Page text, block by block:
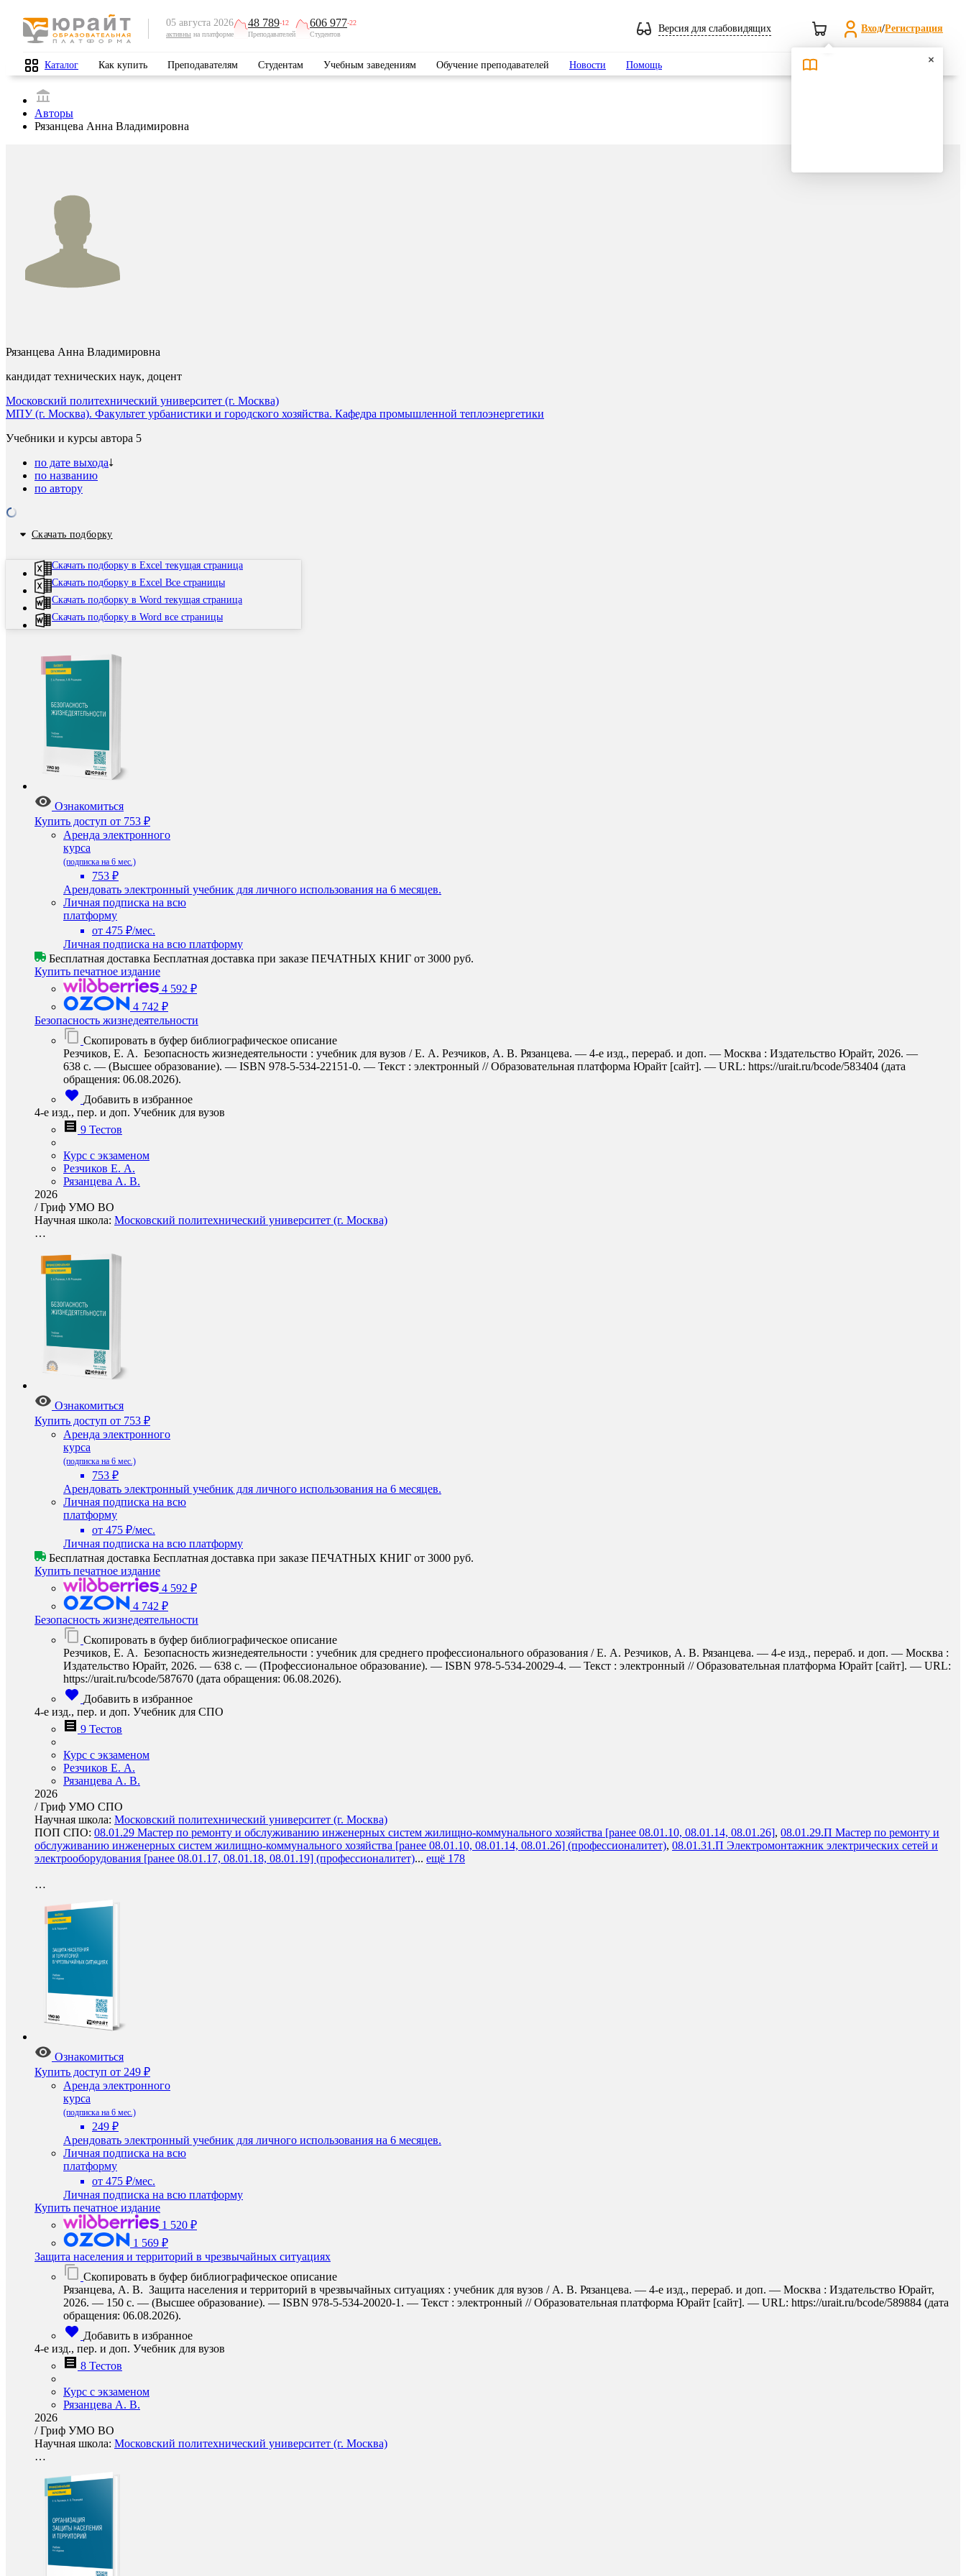
05 августа 2026
активны на платформе
48 789-12
Преподавателей
606 977-22
Студентов
Версия для слабовидящих Вход/Регистрация
Каталог Как купить Преподавателям Студентам Учебным заведениям Обучение преподавателей Новости Помощь Поиск
Авторы
Рязанцева Анна Владимировна
Рязанцева Анна Владимировна
кандидат технических наук, доцент
Московский политехнический университет (г. Москва)
МПУ (г. Москва). Факультет урбанистики и городского хозяйства. Кафедра промышленной теплоэнергетики
Учебники и курсы автора 5
по дате выхода
по названию
по автору
Скачать подборку
Скачать подборку в Excel текущая страница
Скачать подборку в Excel Все страницы
Скачать подборку в Word текущая страница
Скачать подборку в Word все страницы
Ознакомиться
Купить доступ от 753 ₽
Аренда электронного
курса
(подписка на 6 мес.)
753 ₽
Арендовать электронный учебник для личного использования на 6 месяцев.
Личная подписка на всю
платформу
от 475 ₽/мес.
Личная подписка на всю платформу
Бесплатная доставка Бесплатная доставка при заказе ПЕЧАТНЫХ КНИГ от 3000 руб.
Купить печатное издание
4 592 ₽
4 742 ₽
Безопасность жизнедеятельности
Скопировать в буфер библиографическое описание
Резчиков, Е. А. Безопасность жизнедеятельности : учебник для вузов / Е. А. Резчиков, А. В. Рязанцева. — 4-е изд., перераб. и доп. — Москва : Издательство Юрайт, 2026. —
638 с. — (Высшее образование). — ISBN 978-5-534-22151-0. — Текст : электронный // Образовательная платформа Юрайт [сайт]. — URL: https://urait.ru/bcode/583404 (дата
обращения: 06.08.2026).
Добавить в избранное
4-е изд., пер. и доп. Учебник для вузов
9 Тестов
Курс с экзаменом
Резчиков Е. А.
Рязанцева А. В.
2026
/Гриф УМО ВО
Научная школа: Московский политехнический университет (г. Москва)
…
Ознакомиться
Купить доступ от 753 ₽
Аренда электронного
курса
(подписка на 6 мес.)
753 ₽
Арендовать электронный учебник для личного использования на 6 месяцев.
Личная подписка на всю
платформу
от 475 ₽/мес.
Личная подписка на всю платформу
Бесплатная доставка Бесплатная доставка при заказе ПЕЧАТНЫХ КНИГ от 3000 руб.
Купить печатное издание
4 592 ₽
4 742 ₽
Безопасность жизнедеятельности
Скопировать в буфер библиографическое описание
Резчиков, Е. А. Безопасность жизнедеятельности : учебник для среднего профессионального образования / Е. А. Резчиков, А. В. Рязанцева. — 4-е изд., перераб. и доп. — Москва :
Издательство Юрайт, 2026. — 638 с. — (Профессиональное образование). — ISBN 978-5-534-20029-4. — Текст : электронный // Образовательная платформа Юрайт [сайт]. — URL:
https://urait.ru/bcode/587670 (дата обращения: 06.08.2026).
Добавить в избранное
4-е изд., пер. и доп. Учебник для СПО
9 Тестов
Курс с экзаменом
Резчиков Е. А.
Рязанцева А. В.
2026
/Гриф УМО СПО
Научная школа: Московский политехнический университет (г. Москва)
ПОП СПО: 08.01.29 Мастер по ремонту и обслуживанию инженерных систем жилищно-коммунального хозяйства [ранее 08.01.10, 08.01.14, 08.01.26], 08.01.29.П Мастер по ремонту и
обслуживанию инженерных систем жилищно-коммунального хозяйства [ранее 08.01.10, 08.01.14, 08.01.26] (профессионалитет), 08.01.31.П Электромонтажник электрических сетей и
электрооборудования [ранее 08.01.17, 08.01.18, 08.01.19] (профессионалитет)... ещё 178
…
Ознакомиться
Купить доступ от 249 ₽
Аренда электронного
курса
(подписка на 6 мес.)
249 ₽
Арендовать электронный учебник для личного использования на 6 месяцев.
Личная подписка на всю
платформу
от 475 ₽/мес.
Личная подписка на всю платформу
Купить печатное издание
1 520 ₽
1 569 ₽
Защита населения и территорий в чрезвычайных ситуациях
Скопировать в буфер библиографическое описание
Рязанцева, А. В. Защита населения и территорий в чрезвычайных ситуациях : учебник для вузов / А. В. Рязанцева. — 4-е изд., перераб. и доп. — Москва : Издательство Юрайт,
2026. — 150 с. — (Высшее образование). — ISBN 978-5-534-20020-1. — Текст : электронный // Образовательная платформа Юрайт [сайт]. — URL: https://urait.ru/bcode/589884 (дата
обращения: 06.08.2026).
Добавить в избранное
4-е изд., пер. и доп. Учебник для вузов
8 Тестов
Курс с экзаменом
Рязанцева А. В.
2026
/Гриф УМО ВО
Научная школа: Московский политехнический университет (г. Москва)
…